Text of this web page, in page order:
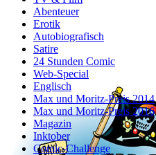
Abenteuer
Erotik
Autobiografisch
Satire
24 Stunden Comic
Web-Special
Englisch
Max und Moritz-Preis 2014
Max und Moritz-Preis 2016
Magazin
Inktober
Comic-Challenge